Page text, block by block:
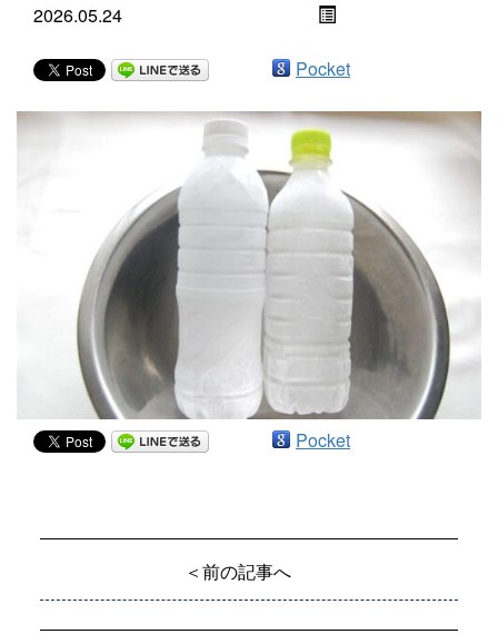
2026.05.24
Pocket
Pocket
＜前の記事へ